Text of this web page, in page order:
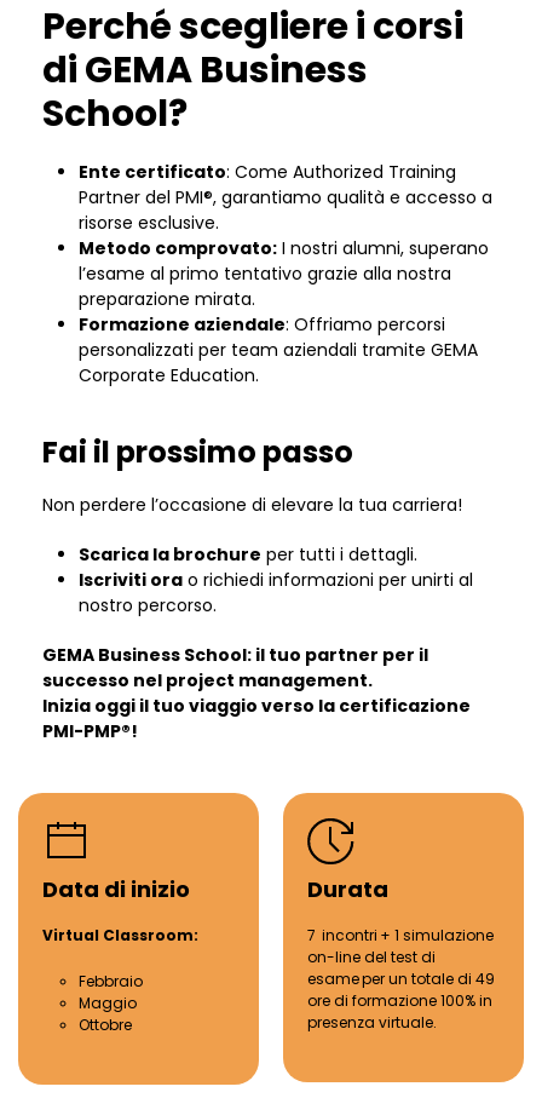
Perché scegliere i corsi
di GEMA Business
School?
Ente certificato: Come Authorized Training
Partner del PMI®, garantiamo qualità e accesso a
risorse esclusive.
Metodo comprovato: I nostri alumni, superano
l’esame al primo tentativo grazie alla nostra
preparazione mirata.
Formazione aziendale: Offriamo percorsi
personalizzati per team aziendali tramite GEMA
Corporate Education.
Fai il prossimo passo
Non perdere l’occasione di elevare la tua carriera!
Scarica la brochure per tutti i dettagli.
Iscriviti ora o richiedi informazioni per unirti al
nostro percorso.
GEMA Business School: il tuo partner per il
successo nel project management.
Inizia oggi il tuo viaggio verso la certificazione
PMI-PMP®!
Data di inizio
Virtual Classroom:
Febbraio
Maggio
Ottobre
Durata
7 incontri + 1 simulazione
on-line del test di
esameperun totale di 49
oredi formazione 100% in
presenza virtuale.